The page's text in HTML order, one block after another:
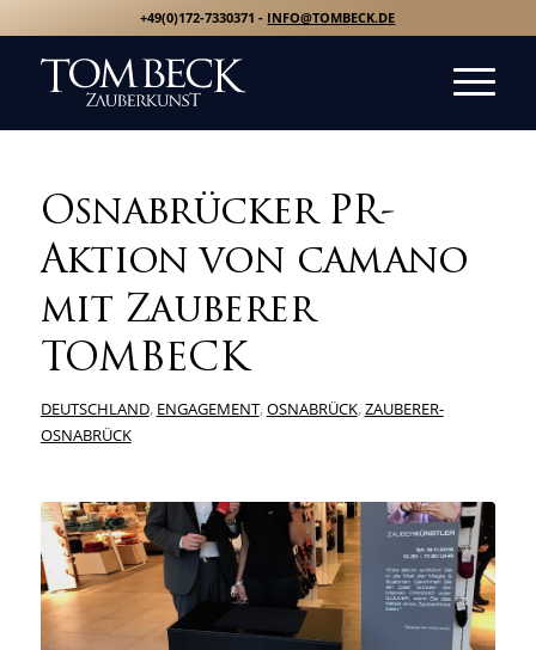
+49(0)172-7330371 - INFO@TOMBECK.DE
Osnabrücker PR-
Aktion von camano
mit Zauberer
TOMBECK
DEUTSCHLAND, ENGAGEMENT,OSNABRÜCK,ZAUBERER-
OSNABRÜCK